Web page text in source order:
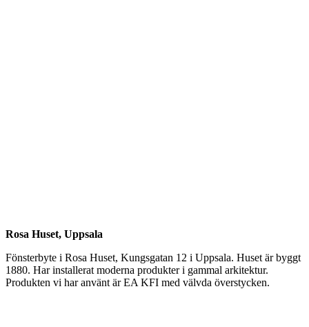
Rosa Huset, Uppsala
Fönsterbyte i Rosa Huset, Kungsgatan 12 i Uppsala. Huset är byggt
1880. Har installerat moderna produkter i gammal arkitektur.
Produkten vi har använt är EA KFI med välvda överstycken.